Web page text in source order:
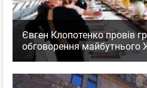
Євген Клопотенко провів
обговорення майбутнього